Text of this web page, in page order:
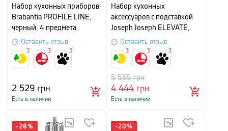
Набор кухонных приборов
Brabantia PROFILE LINE,
черный, 4 предмета
Оставить отзыв
2 529 грн
Есть в наличии
3 3 3
Набор кухонных
аксессуаров с подставкой
Joseph Joseph ELEVATE,
высота 36 см, 7 предметов,
зеленый
Оставить отзыв
4 444 грн
5 555грн
Есть в наличии
3 3 3
-28 % -20 %